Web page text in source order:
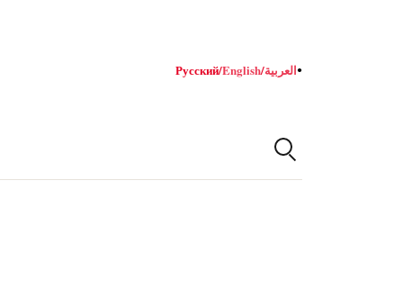
Русский/English/العربية●